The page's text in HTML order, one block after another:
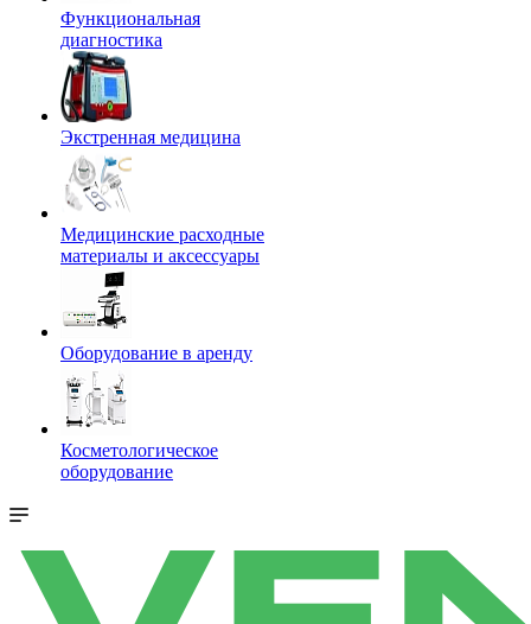
Функциональная
диагностика
Экстренная медицина
Медицинские расходные
материалы и аксессуары
Оборудование в аренду
Косметологическое
оборудование